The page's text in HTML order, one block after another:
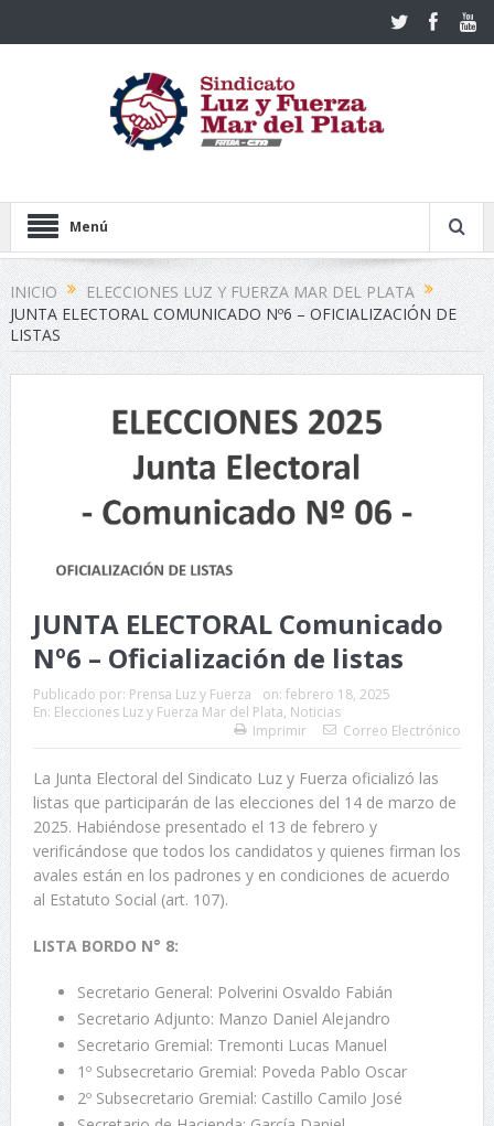
Menú
INICIO
ELECCIONES LUZ Y FUERZA MAR DEL PLATA
JUNTA ELECTORAL COMUNICADO Nº6 – OFICIALIZACIÓN DE
LISTAS
JUNTA ELECTORAL Comunicado
Nº6 – Oficialización de listas
Publicado por: Prensa Luz y Fuerza on: febrero 18, 2025
En: Elecciones Luz y Fuerza Mar del Plata, Noticias
Imprimir
Correo Electrónico
La Junta Electoral del Sindicato Luz y Fuerza oficializó las
listas que participarán de las elecciones del 14 de marzo de
2025. Habiéndose presentado el 13 de febrero y
verificándose que todos los candidatos y quienes firman los
avales están en los padrones y en condiciones de acuerdo
al Estatuto Social (art. 107).
LISTA BORDO N° 8:
Secretario General: Polverini Osvaldo Fabián
Secretario Adjunto: Manzo Daniel Alejandro
Secretario Gremial: Tremonti Lucas Manuel
1º Subsecretario Gremial: Poveda Pablo Oscar
2º Subsecretario Gremial: Castillo Camilo José